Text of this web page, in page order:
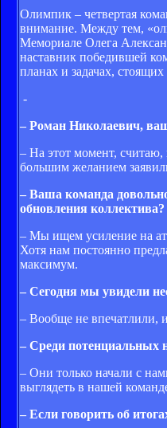
Олимпик – четвертая
внимание. Между тем,
Мемориале Олега
наставник победившей
планах и задачах,
-
– Роман Николаевич,
– На этот момент, считаю,
большим желанием
– Ваша команда
обновления коллектива?
– Мы ищем усиление на
Хотя нам постоянно
максимум.
– Сегодня мы увидели
– Вообще не впечатлили,
– Среди потенциальных
– Они только начали с
выглядеть в нашей
– Если говорить об